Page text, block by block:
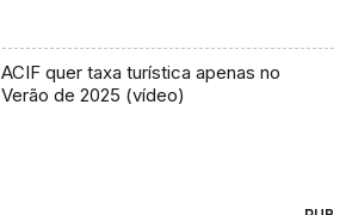
ACIF quer taxa turística apenas no
Verão de 2025 (vídeo)